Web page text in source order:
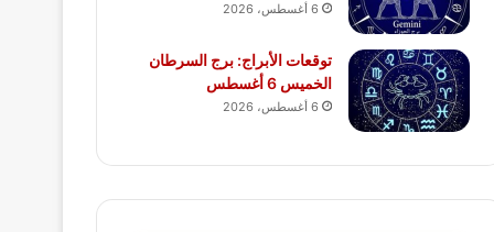
6 أغسطس، 2026
توقعات الأبراج: برج السرطان
الخميس 6 أغسطس
6 أغسطس، 2026